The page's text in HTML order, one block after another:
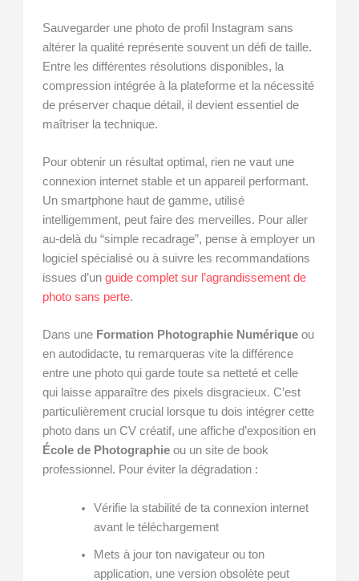
Sauvegarder une photo de profil Instagram sans
altérer la qualité représente souvent un défi de taille.
Entre les différentes résolutions disponibles, la
compression intégrée à la plateforme et la nécessité
de préserver chaque détail, il devient essentiel de
maîtriser la technique.
Pour obtenir un résultat optimal, rien ne vaut une
connexion internet stable et un appareil performant.
Un smartphone haut de gamme, utilisé
intelligemment, peut faire des merveilles. Pour aller
au-delà du “simple recadrage”, pense à employer un
logiciel spécialisé ou à suivre les recommandations
issues d’unguide complet sur l’agrandissement de
photo sans perte.
Dans une Formation Photographie Numérique ou
en autodidacte, tu remarqueras vite la différence
entre une photo qui garde toute sa netteté et celle
qui laisse apparaître des pixels disgracieux. C’est
particulièrement crucial lorsque tu dois intégrer cette
photo dans un CV créatif, une affiche d’exposition en
École de Photographie ou un site de book
professionnel. Pour éviter la dégradation :
Vérifie la stabilité de ta connexion internet
avant le téléchargement
Mets à jour ton navigateur ou ton
application, une version obsolète peut